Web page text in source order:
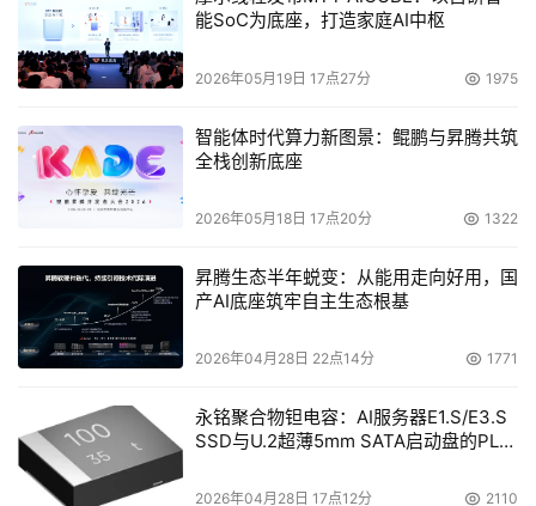
能SoC为底座，打造家庭AI中枢
2026年05月19日 17点27分 1975
智能体时代算力新图景：鲲鹏与昇腾共筑
全栈创新底座
2026年05月18日 17点20分 1322
昇腾生态半年蜕变：从能用走向好用，国
产AI底座筑牢自主生态根基
2026年04月28日 22点14分 1771
永铭聚合物钽电容：AI服务器E1.S/E3.S
SSD与U.2超薄5mm SATA启动盘的PLP
2026年04月28日 17点12分 2110